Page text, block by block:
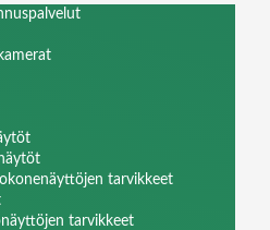
tarvikkeet
tarvikkeet